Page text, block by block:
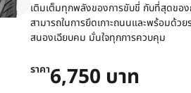
เติมเต็มทุกพลังของการขับขี่ กับที่สุดขอ
สามารถในการยึดเกาะถนนและพร้อมด้ว
สนองเฉียบคม มั่นใจทุกการควบคุม
ราคา6,750 บาท